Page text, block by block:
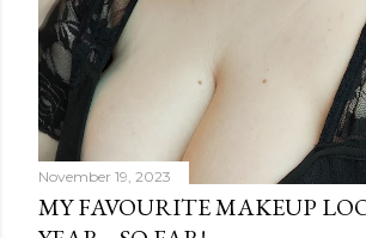
November 19, 2023
MY FAVOURITE MAKEUP